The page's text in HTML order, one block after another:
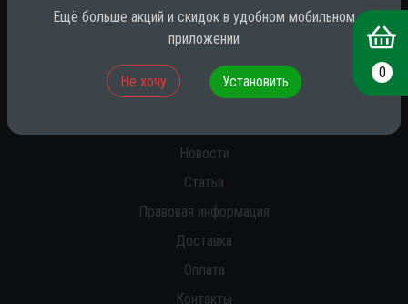
* принадлежит компании Meta (признана экстремистской на территории
Новости
Статьи
Правовая информация
Доставка
Оплата
Контакты
0
Ещё больше акций и скидок в удобном мобильном
приложении
Не хочу Установить